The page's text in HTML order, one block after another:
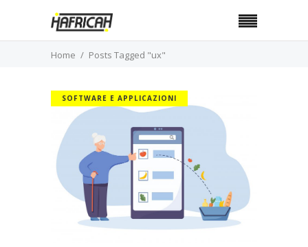
Home Posts Tagged "ux"
SOFTWARE E APPLICAZIONI